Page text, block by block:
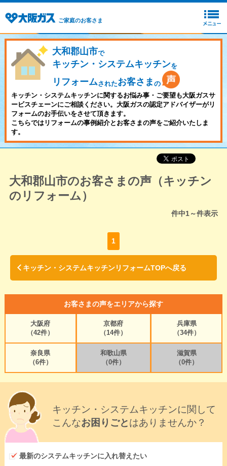
ご家庭のお客さま
大和郡山市で
キッチン・システムキッチンを
リフォームされたお客さま の
キッチン・システムキッチンに関するお悩み事・ご要望も大阪ガスサ
ービスチェーンにご相談ください。大阪ガスの認定アドバイザーがリ
フォームのお手伝いをさせて頂きます。
こちらではリフォームの事例紹介とお客さまの声をご紹介いたしま
す。
大和郡山市のお客さまの声（キッチン
のリフォーム）
件中1～件表示
1
キッチン・システムキッチンリフォームTOPへ戻る
お客さまの声をエリアから探す
大阪府
（42件）
京都府
（14件）
兵庫県
（34件）
奈良県
（6件）
和歌山県
（0件）
滋賀県
（0件）
キッチン・システムキッチンに関して
こんなお困りごとはありませんか？
最新のシステムキッチンに入れ替えたい